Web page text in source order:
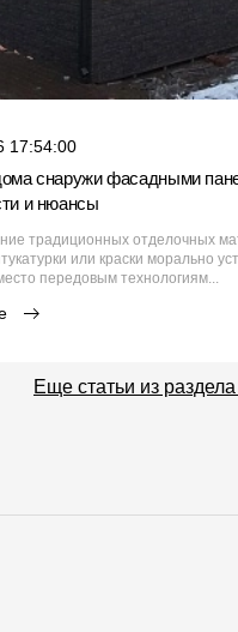
17:54:00
снаружи фасадными
и нюансы
традиционных отделочных
или краски морально
передовым технологиям...
Еще статьи из